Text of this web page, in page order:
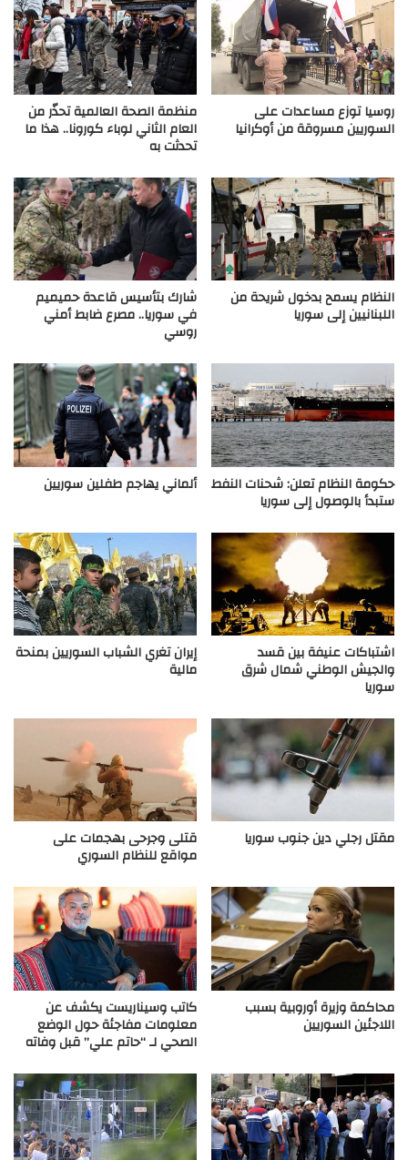
روسيا توزع مساعدات على
السوريين مسروقة من أوكرانيا
منظمة الصحة العالمية تحذّر من
العام الثاني لوباء كورونا.. هذا ما
تحدثت به
النظام يسمح بدخول شريحة من
اللبنانيين إلى سوريا
شارك بتأسيس قاعدة حميميم
في سوريا.. مصرع ضابط أمني
روسي
حكومة النظام تعلن: شحنات النفط
ستبدأ بالوصول إلى سوريا
ألماني يهاجم طفلين سوريين
اشتباكات عنيفة بين قسد
والجيش الوطني شمال شرق
سوريا
إيران تغري الشباب السوريين بمنحة
مالية
مقتل رجلي دين جنوب سوريا قتلى وجرحى بهجمات على
مواقع للنظام السوري
محاكمة وزيرة أوروبية بسبب
اللاجئين السوريين
كاتب وسيناريست يكشف عن
معلومات مفاجئة حول الوضع
الصحي لـ “حاتم علي” قبل وفاته